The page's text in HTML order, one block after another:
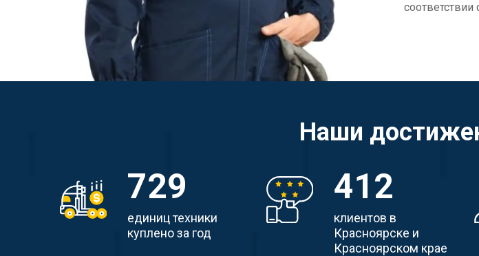
соответствии
Наши
729
единиц техники
куплено за год
412
клиентов в
Красноярске и
Красноярском крае